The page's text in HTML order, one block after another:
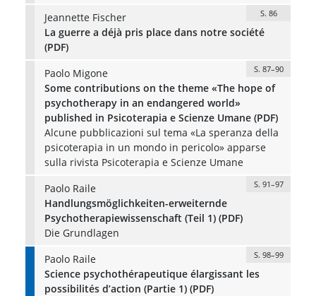
Jeannette Fischer
S. 86
La guerre a déjà pris place dans notre société
(PDF)
Paolo Migone
S. 87–90
Some contributions on the theme «The hope of
psychotherapy in an endangered world»
published in Psicoterapia e Scienze Umane (PDF)
Alcune pubblicazioni sul tema «La speranza della
psicoterapia in un mondo in pericolo» apparse
sulla rivista Psicoterapia e Scienze Umane
Paolo Raile
S. 91–97
Handlungsmöglichkeiten-erweiternde
Psychotherapiewissenschaft (Teil 1) (PDF)
Die Grundlagen
Paolo Raile
S. 98–99
Science psychothérapeutique élargissant les
possibilités d’action (Partie 1) (PDF)